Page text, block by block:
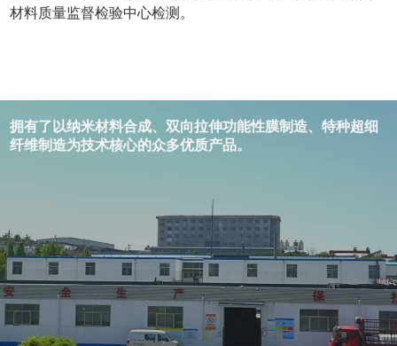
材料质量监督检验中心检测。
以纳米材料合成、双向拉伸功能性膜制造、特种超细
造为技术核心的众多优质产品。
山东